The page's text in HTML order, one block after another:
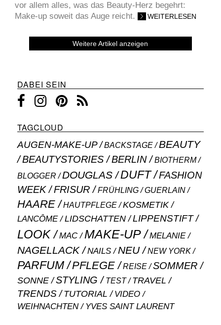
vor allem alles, was das Beauty-Herz begehrt:
Make-up soweit das Auge reicht.
WEITERLESEN
Weitere Artikel anzeigen
DABEI SEIN
TAGCLOUD
AUGEN-MAKE-UP BACKSTAGE BEAUTY
BEAUTYSTORIES BERLIN
BIOTHERM
BLOGGER
DOUGLAS DUFT
FASHION
WEEK
FRISUR FRÜHLING GUERLAIN
HAARE HAUTPFLEGE
KOSMETIK
LANCÔME
LIDSCHATTEN LIPPENSTIFT
LOOK MAC MAKE-UP MELANIE
NAGELLACK NAILS NEU NEW YORK
PARFUM PFLEGE REISE SOMMER
SONNE STYLING TEST TRAVEL
TRENDS TUTORIAL VIDEO
WEIHNACHTEN YVES SAINT LAURENT